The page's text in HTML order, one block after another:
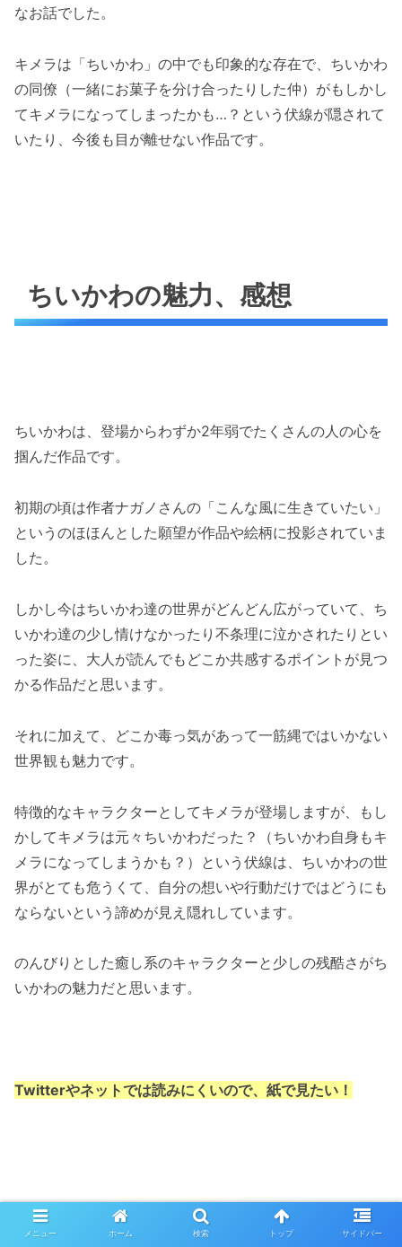
なお話でした。
キメラは「ちいかわ」の中でも印象的な存在で、ちいかわ
の同僚（一緒にお菓子を分け合ったりした仲）がもしかし
てキメラになってしまったかも…？という伏線が隠されて
いたり、今後も目が離せない作品です。
ちいかわの魅力、感想
ちいかわは、登場からわずか2年弱でたくさんの人の心を
掴んだ作品です。
初期の頃は作者ナガノさんの「こんな風に生きていたい」
というのほほんとした願望が作品や絵柄に投影されていま
した。
しかし今はちいかわ達の世界がどんどん広がっていて、ち
いかわ達の少し情けなかったり不条理に泣かされたりとい
った姿に、大人が読んでもどこか共感するポイントが見つ
かる作品だと思います。
それに加えて、どこか毒っ気があって一筋縄ではいかない
世界観も魅力です。
特徴的なキャラクターとしてキメラが登場しますが、もし
かしてキメラは元々ちいかわだった？（ちいかわ自身もキ
メラになってしまうかも？）という伏線は、ちいかわの世
界がとても危うくて、自分の想いや行動だけではどうにも
ならないという諦めが見え隠れしています。
のんびりとした癒し系のキャラクターと少しの残酷さがち
いかわの魅力だと思います。
Twitterやネットでは読みにくいので、紙で見たい！
メニュー ホーム 検索 トップ サイドバー